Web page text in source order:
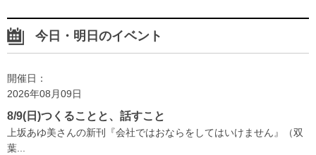
今日・明日のイベント
開催日：
2026年08月09日
8/9(日)つくることと、話すこと
上坂あゆ美さんの新刊『会社ではおならをしてはいけません』（双
葉...